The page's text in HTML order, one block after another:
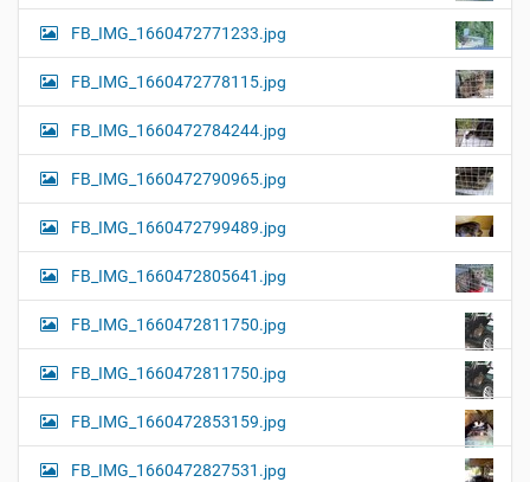
FB_IMG_1660472771233.jpg
FB_IMG_1660472778115.jpg
FB_IMG_1660472784244.jpg
FB_IMG_1660472790965.jpg
FB_IMG_1660472799489.jpg
FB_IMG_1660472805641.jpg
FB_IMG_1660472811750.jpg
FB_IMG_1660472811750.jpg
FB_IMG_1660472853159.jpg
FB_IMG_1660472827531.jpg